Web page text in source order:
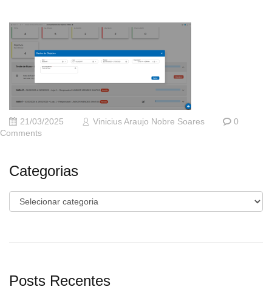
21/03/2025 Vinicius Araujo Nobre Soares
0
Comments
Categorias
Categorias
Posts Recentes